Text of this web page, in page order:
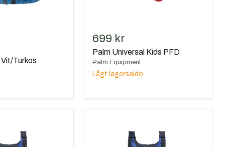
Turkos
699 kr
Palm Universal Kids PFD
Palm Equipment
Lågt lagersaldo
Kanotväst